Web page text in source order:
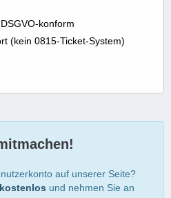
konform
(kein 0815-Ticket-System)
auf unserer Seite?
und nehmen Sie an